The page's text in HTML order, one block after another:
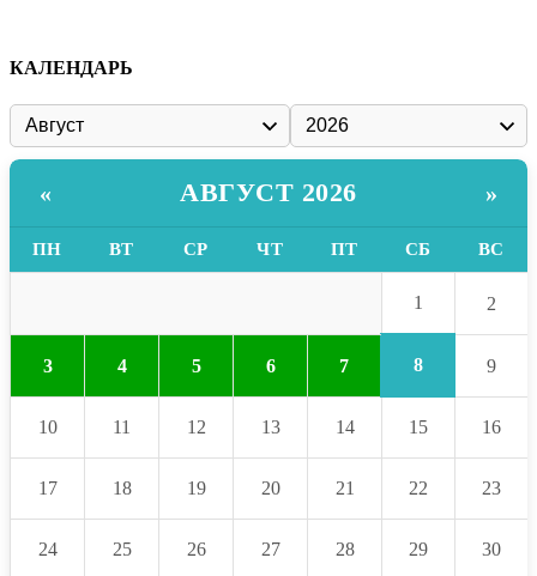
КАЛЕНДАРЬ
« АВГУСТ 2026 »
ПН ВТ СР ЧТ ПТ СБ ВС
1 2
3 4 5 6 7 8 9
10 11 12 13 14 15 16
17 18 19 20 21 22 23
24 25 26 27 28 29 30